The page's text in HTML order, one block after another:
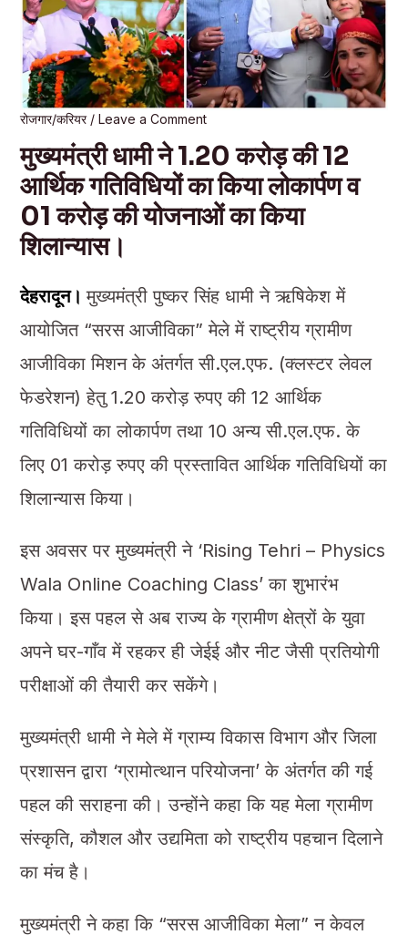
रोजगार/करियर/ Leave a Comment
मुख्यमंत्री धामी ने 1.20 करोड़ की 12
आर्थिक गतिविधियों का किया लोकार्पण व
01 करोड़ की योजनाओं का किया
शिलान्यास।
देहरादून।मुख्यमंत्री पुष्कर सिंह धामी ने ऋषिकेश में
आयोजित “सरस आजीविका” मेले में राष्ट्रीय ग्रामीण
आजीविका मिशन के अंतर्गत सी.एल.एफ. (क्लस्टर लेवल
फेडरेशन) हेतु 1.20 करोड़ रुपए की 12 आर्थिक
गतिविधियों का लोकार्पण तथा 10 अन्य सी.एल.एफ. के
लिए 01 करोड़ रुपए की प्रस्तावित आर्थिक गतिविधियों का
शिलान्यास किया।
इस अवसर पर मुख्यमंत्री ने ‘Rising Tehri – Physics
Wala Online Coaching Class’ का शुभारंभ
किया। इस पहल से अब राज्य के ग्रामीण क्षेत्रों के युवा
अपने घर-गाँव में रहकर ही जेईई और नीट जैसी प्रतियोगी
परीक्षाओं की तैयारी कर सकेंगे।
मुख्यमंत्री धामी ने मेले में ग्राम्य विकास विभाग और जिला
प्रशासन द्वारा ‘ग्रामोत्थान परियोजना’ के अंतर्गत की गई
पहल की सराहना की। उन्होंने कहा कि यह मेला ग्रामीण
संस्कृति, कौशल और उद्यमिता को राष्ट्रीय पहचान दिलाने
का मंच है।
मुख्यमंत्री ने कहा कि “सरस आजीविका मेला” न केवल